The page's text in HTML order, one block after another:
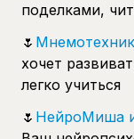
поделками,
🌷
хочет
легко учиться
🌷 НейроМиша